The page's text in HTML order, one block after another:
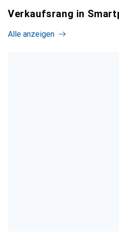
Verkaufsrang in
Alle anzeigen